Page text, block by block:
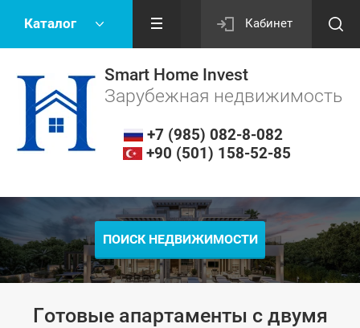
Каталог Кабинет
Smart Home Invest
Зарубежная недвижимость
+7 (985) 082-8-082
+90 (501) 158-52-85
ПОИСК НЕДВИЖИМОСТИ
Готовые апартаменты с двумя